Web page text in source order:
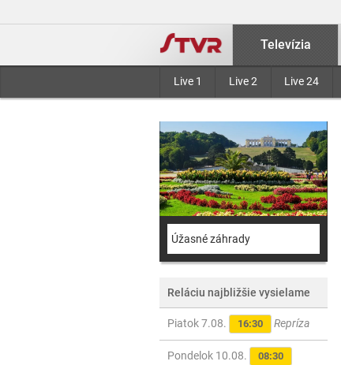
Televízia
Live 1 Live 2 Live 24
Úžasné záhrady
Reláciu najbližšie vysielame
Piatok 7.08. 16:30 Repríza
Pondelok 10.08. 08:30